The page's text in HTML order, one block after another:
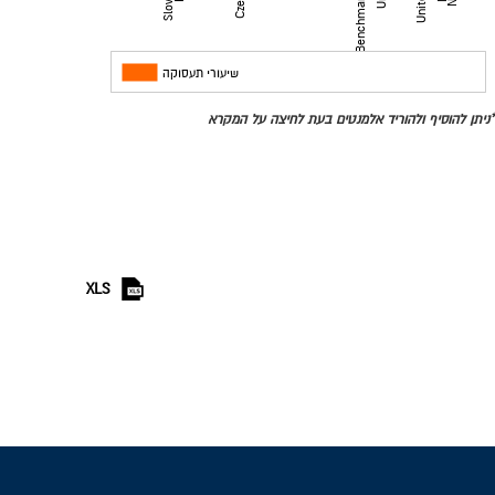
שיעורי תעסוקה
*ניתן להוסיף ולהוריד אלמנטים בעת לחיצה על המקרא
XLS